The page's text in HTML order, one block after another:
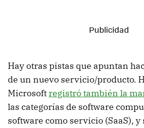
Hay otras pistas que apuntan
de un nuevo servicio/producto.
Microsoft registró también la
las categorías de software
software como servicio (SaaS),